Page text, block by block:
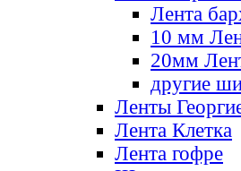
Лента
10 мм
20мм
другие
Ленты
Лента Клетка
Лента гофре